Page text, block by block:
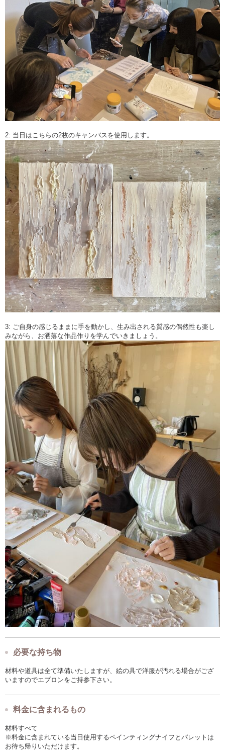
2: 当日はこちらの2枚のキャンバスを使用します。
3: ご自身の感じるままに手を動かし、生み出される質感の偶然性も楽し
みながら、お洒落な作品作りを学んでいきましょう。
必要な持ち物
材料や道具は全て準備いたしますが、絵の具で洋服が汚れる場合がござ
いますのでエプロンをご持参下さい。
料金に含まれるもの
材料すべて
※料金に含まれている当日使用するペインティングナイフとパレットは
お待ち帰りいただけます。